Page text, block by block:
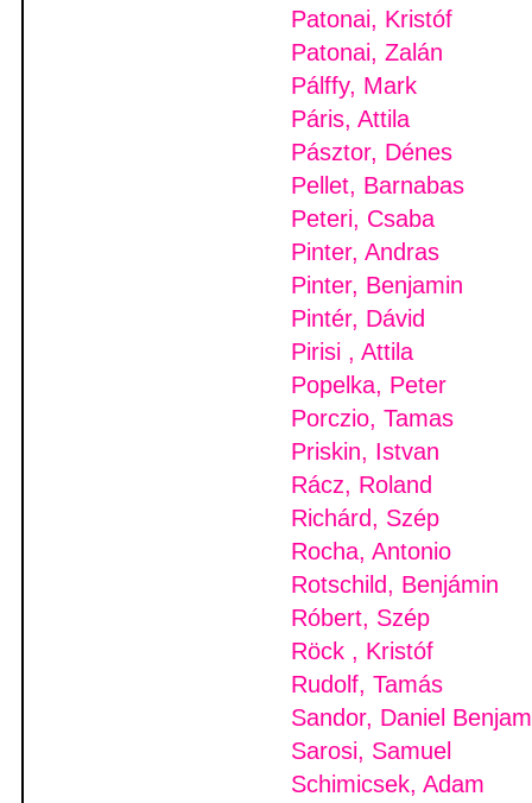
Patonai, Kristóf
Patonai, Zalán
Pálffy, Mark
Páris, Attila
Pásztor, Dénes
Pellet, Barnabas
Peteri, Csaba
Pinter, Andras
Pinter, Benjamin
Pintér, Dávid
Pirisi , Attila
Popelka, Peter
Porczio, Tamas
Priskin, Istvan
Rácz, Roland
Richárd, Szép
Rocha, Antonio
Rotschild, Benjámin
Róbert, Szép
Röck , Kristóf
Rudolf, Tamás
Sandor, Daniel
Sarosi, Samuel
Schimicsek, Adam